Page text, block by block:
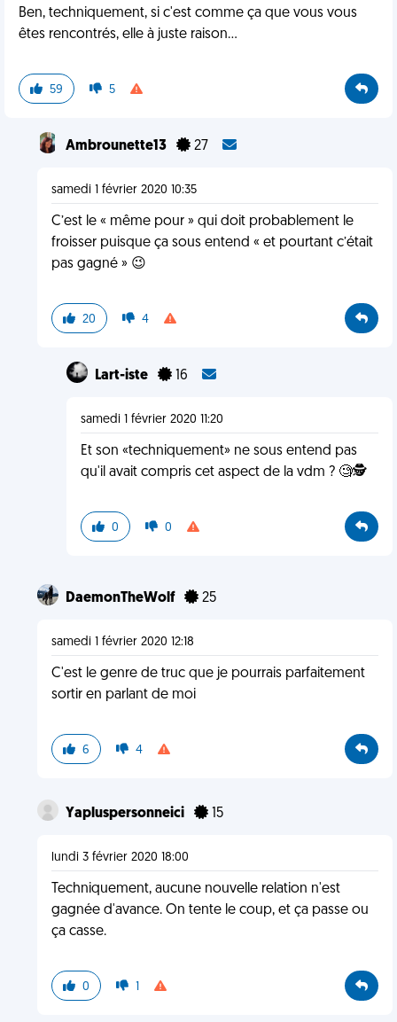
Ben, techniquement, si c'est comme ça que vous vous
êtes rencontrés, elle à juste raison...
59 5
Ambrounette13 27
samedi 1 février 2020 10:35
C’est le « même pour » qui doit probablement le
froisser puisque ça sous entend « et pourtant c’était
pas gagné » 😉
20 4
Lart-iste 16
samedi 1 février 2020 11:20
Et son «techniquement» ne sous entend pas
qu'il avait compris cet aspect de la vdm ? 🧐🕵️
0 0
DaemonTheWolf 25
samedi 1 février 2020 12:18
C'est le genre de truc que je pourrais parfaitement
sortir en parlant de moi
6 4
Yapluspersonneici 15
lundi 3 février 2020 18:00
Techniquement, aucune nouvelle relation n'est
gagnée d'avance. On tente le coup, et ça passe ou
ça casse.
0 1